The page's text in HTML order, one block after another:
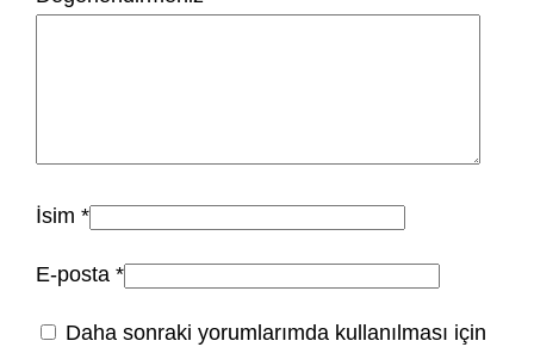
İsim*
E-posta*
Daha sonraki yorumlarımda kullanılması için